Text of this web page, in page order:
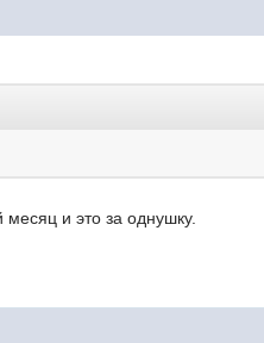
и это за однушку.